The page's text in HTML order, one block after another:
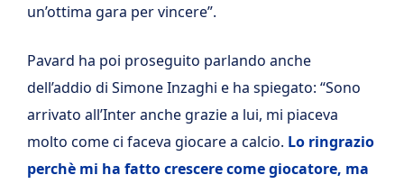
un’ottima gara per vincere”.
Pavard ha poi proseguito parlando anche
dell’addio di Simone Inzaghi e ha spiegato: “Sono
arrivato all’Inter anche grazie a lui, mi piaceva
molto come ci faceva giocare a calcio. Lo ringrazio
perchè mi ha fatto crescere come giocatore, ma